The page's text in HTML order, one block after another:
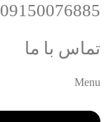
09150076885
تماس با ما
Menu